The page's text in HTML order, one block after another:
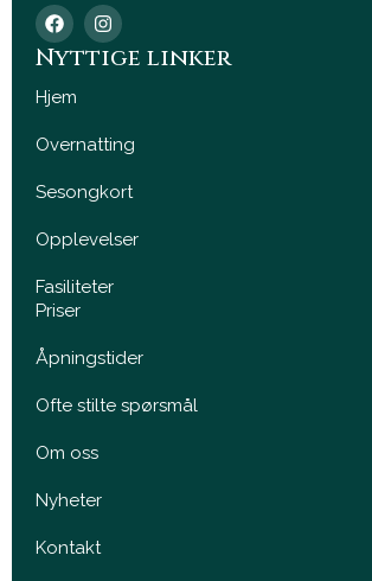
F
a
c
e
b
o
k
I
n
s
t
a
Nyttige linker
Hjem
Overnatting
Sesongkort
Opplevelser
Fasiliteter
Priser
Åpningstider
Ofte stilte spørsmål
Om oss
Nyheter
Kontakt